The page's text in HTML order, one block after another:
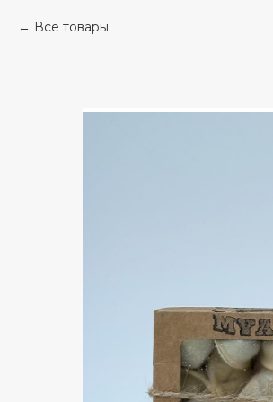
Все товары